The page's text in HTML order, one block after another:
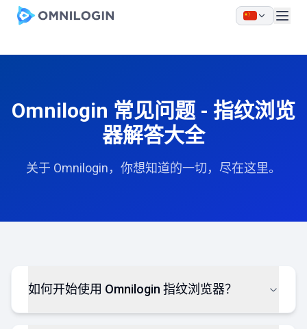
Skip to main content
Omnilogin 常见问题 - 指纹浏览
器解答大全
关于 Omnilogin，你想知道的一切，尽在这里。
如何开始使用 Omnilogin 指纹浏览器？